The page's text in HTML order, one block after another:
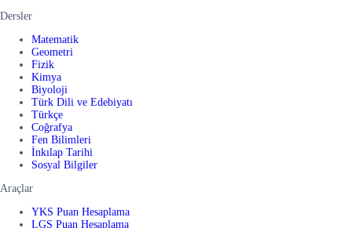
Dersler
Matematik
Geometri
Fizik
Kimya
Biyoloji
Türk Dili ve Edebiyatı
Türkçe
Coğrafya
Fen Bilimleri
İnkılap Tarihi
Sosyal Bilgiler
Araçlar
YKS Puan Hesaplama
LGS Puan Hesaplama